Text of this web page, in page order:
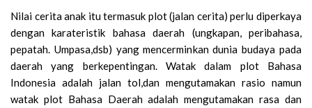
Nilai cerita anak itu termasuk plot (jalan cerita) perlu diperkaya
dengan karateristik bahasa daerah (ungkapan, peribahasa,
pepatah. Umpasa,dsb) yang mencerminkan dunia budaya pada
daerah yang berkepentingan. Watak dalam plot Bahasa
Indonesia adalah jalan tol,dan mengutamakan rasio namun
watak plot Bahasa Daerah adalah mengutamakan rasa dan